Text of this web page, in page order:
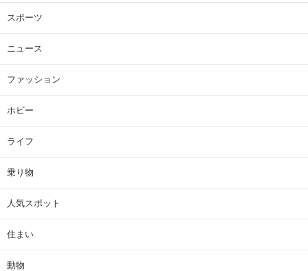
スポーツ
ニュース
ファッション
ホビー
ライフ
乗り物
人気スポット
住まい
動物